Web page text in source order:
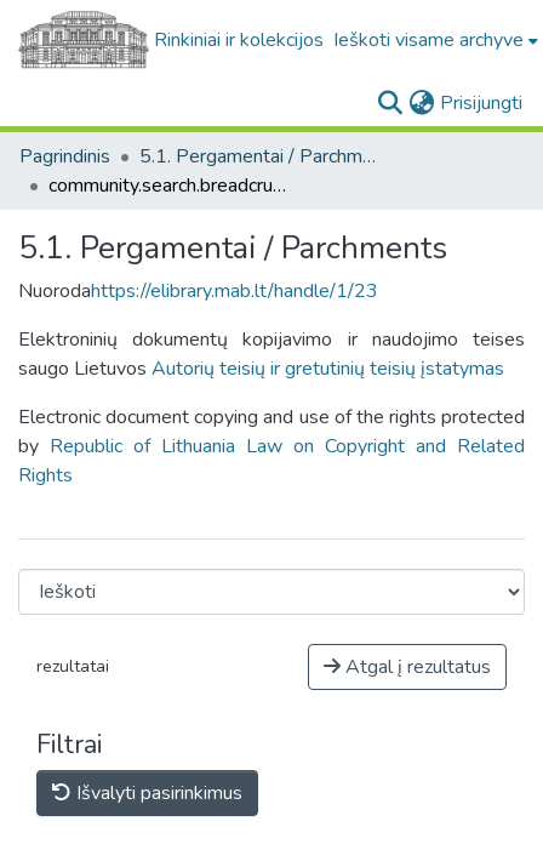
Rinkiniai ir kolekcijos Ieškoti visame archyve
Prisijungti
Pagrindinis
5.1. Pergamentai / Parchments
community.search.breadcrumbs
5.1. Pergamentai / Parchments
Nuorodahttps://elibrary.mab.lt/handle/1/23
Elektroninių dokumentų kopijavimo ir naudojimo teises
saugo Lietuvos Autorių teisių ir gretutinių teisių įstatymas
Electronic document copying and use of the rights protected
by Republic of Lithuania Law on Copyright and Related
Rights
rezultatai Atgal į rezultatus
Filtrai
Išvalyti pasirinkimus